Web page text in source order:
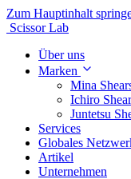
Zum Hauptinhalt
Scissor Lab
Über uns
Marken
Mina
Ichiro
Juntetsu
Services
Globales
Artikel
Unternehmen